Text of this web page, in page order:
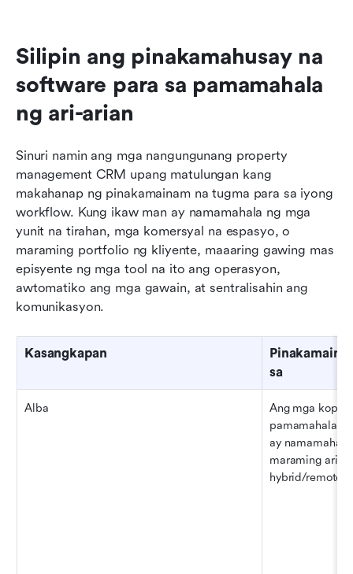
Silipin ang pinakamahusay na
software para sa pamamahala
ng ari-arian
Sinuri namin ang mga nangungunang property
management CRM upang matulungan kang
makahanap ng pinakamainam na tugma para sa iyong
workflow. Kung ikaw man ay namamahala ng mga
yunit na tirahan, mga komersyal na espasyo, o
maraming portfolio ng kliyente, maaaring gawing mas
episyente ng mga tool na ito ang operasyon,
awtomatiko ang mga gawain, at sentralisahin ang
komunikasyon.
Kasangkapan
sa
Alba
Ang mga
pamamahala
ay namamahala
maraming ari-
hybrid/remote